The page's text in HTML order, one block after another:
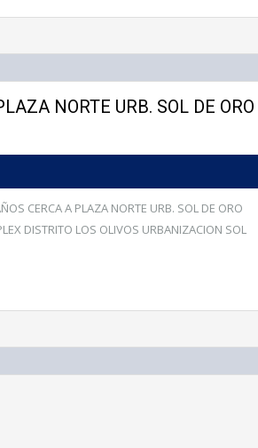
NORTE URB. SOL DE ORO
CERCA A PLAZA NORTE URB. SOL DE ORO
DISTRITO LOS OLIVOS URBANIZACION SOL